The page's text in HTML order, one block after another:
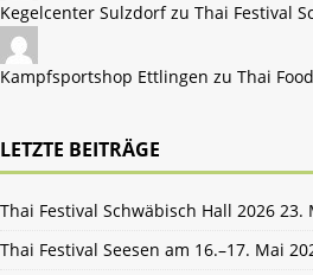
Kegelcenter Sulzdorf zu Thai Festival
Kampfsportshop Ettlingen zu Thai
LETZTE BEITRÄGE
Thai Festival Schwäbisch Hall 2026 23.
Thai Festival Seesen am 16.–17. Mai